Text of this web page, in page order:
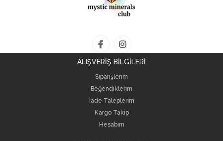
ALIŞVERİŞ BİLGİLERİ
Siparişlerim
Beğendiklerim
İade Taleplerim
Kargo Takip
Hesabım